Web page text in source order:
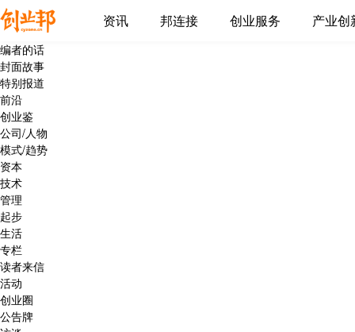
资讯 邦连接 创业服务 产业创
编者的话
封面故事
特别报道
前沿
创业鉴
公司/人物
模式/趋势
资本
技术
管理
起步
生活
专栏
读者来信
活动
创业圈
公告牌